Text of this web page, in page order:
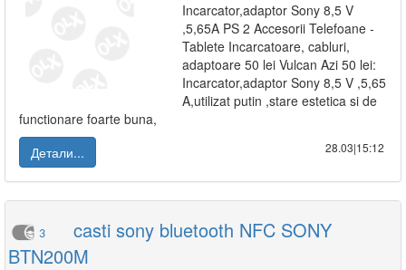
Incarcator,adaptor Sony 8,5 V
,5,65A PS 2 Accesorii Telefoane -
Tablete Incarcatoare, cabluri,
adaptoare 50 lei Vulcan Azi 50 lei:
Incarcator,adaptor Sony 8,5 V ,5,65
A,utilizat putin ,stare estetica si de
functionare foarte buna,
Детали...
28.03|15:12
3
casti sony bluetooth NFC SONY
BTN200M